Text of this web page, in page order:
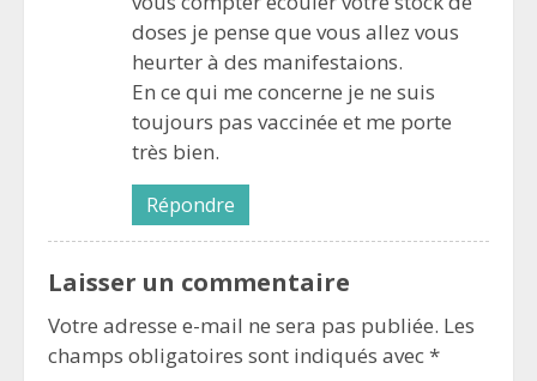
doses je pense que vous allez vous
heurter à des manifestaions.
En ce qui me concerne je ne suis
toujours pas vaccinée et me porte
très bien.
Répondre
Laisser un commentaire
Votre adresse e-mail ne sera pas publiée. Les
champs obligatoires sont indiqués avec*